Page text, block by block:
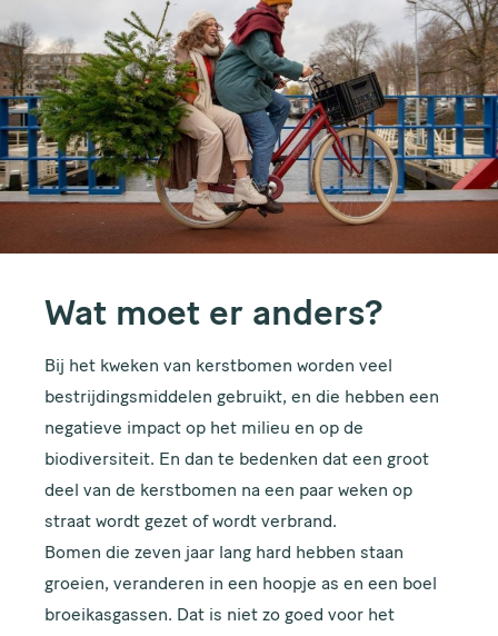
Wat moet er anders?
Bij het kweken van kerstbomen worden veel
bestrijdingsmiddelen gebruikt, en die hebben een
negatieve impact op het milieu en op de
biodiversiteit. En dan te bedenken dat een groot
deel van de kerstbomen na een paar weken op
straat wordt gezet of wordt verbrand.
Bomen die zeven jaar lang hard hebben staan
groeien, veranderen in een hoopje as en een boel
broeikasgassen. Dat is niet zo goed voor het